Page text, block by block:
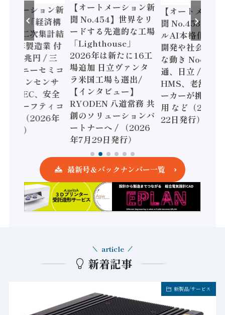
トメーション新
】「経済構
調査二次集計結
年製造業 付
額86兆円 / 三
とソニーセミコ
ジョンセンサ
/ IDEC、安全
すセーフティコ
ーラ（2026年
発行）
【オートメーション新
聞 No.454】世界をリ
ードする先進的な工場
「Lighthouse」
2026年は新たに16工
場追加 日立ヴァンタ
ラ米国工場も選出/
【インタビュー】
RYODEN 八道常務 共
創のソリューションパ
ートナーへ / （2026
年7月29日発行）
【オートメーシ
聞 No.453】フ
ルAI本格化へ
開発や社会実装
な動き Noetra
通、日立 / 兵神
HMS、老舗ポ
ーカーが挑むデ
用 など（2026
22日発行）
最新号＆バックナンバー一覧
新着記事
article
新製品/サービス